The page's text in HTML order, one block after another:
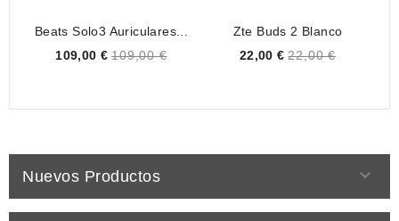
Beats Solo3 Auriculares...
Price
109,00 € 109,00 €
Zte Buds 2 Blanco
Price
22,00 € 22,00 €
Nuevos Productos 